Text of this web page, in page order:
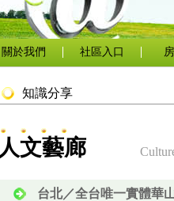
關於我們 社區入口
知識分享
人文藝廊
台北／全台唯一實體華